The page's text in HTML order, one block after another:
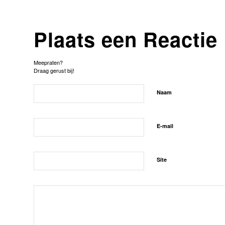
Plaats een Reactie
Meepraten?
Draag gerust bij!
Naam
E-mail
Site